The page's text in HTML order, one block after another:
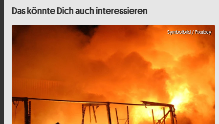
Das könnte Dich auch interessieren
Symbolbild / Pixabay